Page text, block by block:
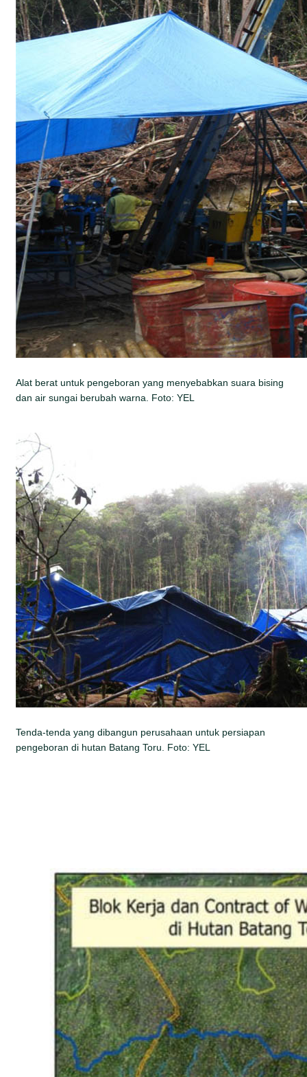
Alat berat untuk pengeboran yang menyebabkan suara bising
dan air sungai berubah warna. Foto: YEL
Tenda-tenda yang dibangun perusahaan untuk persiapan
pengeboran di hutan Batang Toru. Foto: YEL